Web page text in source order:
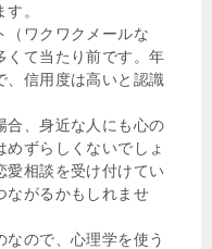
。
（ワクワクメールな
くて当たり前です。年
、信用度は高いと認識
合、身近な人にも心の
ずらしくないでしょ
愛相談を受け付けてい
ながるかもしれませ
ので、心理学を使う